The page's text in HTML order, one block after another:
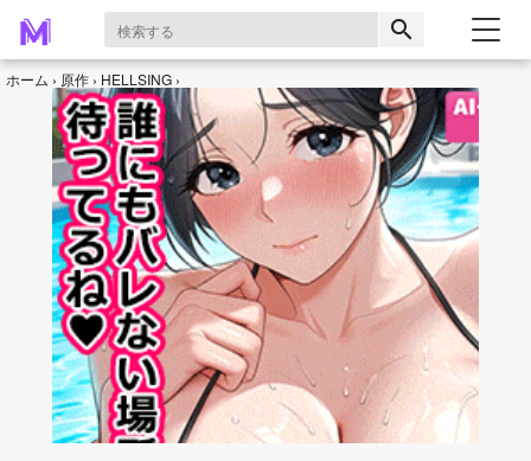
search
ホーム 原作 HELLSING